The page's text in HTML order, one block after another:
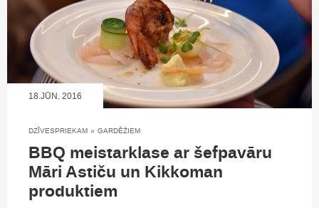
18.JŪN, 2016
DZĪVESPRIEKAM » GARDĒŽIEM
BBQ meistarklase ar šefpavāru
Māri Astiču un Kikkoman
produktiem